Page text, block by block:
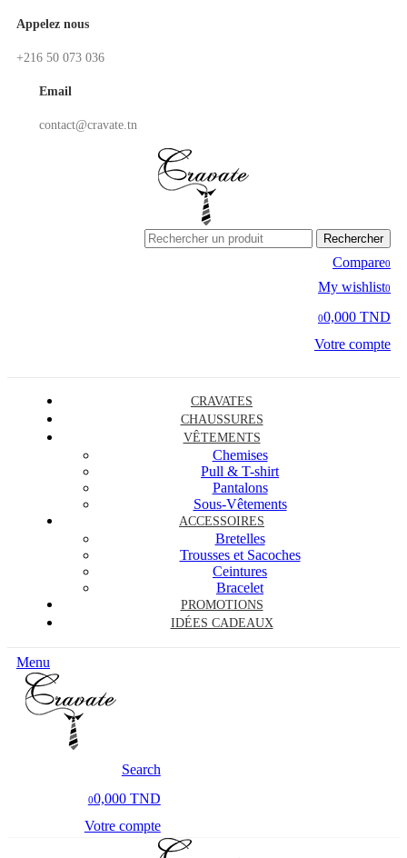
Appelez nous
+216 50 073 036
Email
contact@cravate.tn
Rechercher
Compare0
My wishlist0
00,000 TND
Votre compte
CRAVATES
CHAUSSURES
VÊTEMENTS
Chemises
Pull & T-shirt
Pantalons
Sous-Vêtements
ACCESSOIRES
Bretelles
Trousses et Sacoches
Ceintures
Bracelet
PROMOTIONS
IDÉES CADEAUX
Menu
Search
00,000 TND
Votre compte